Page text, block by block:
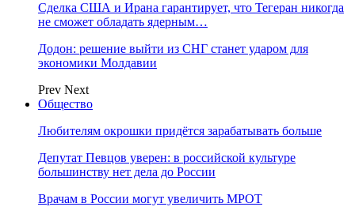
Сделка США и Ирана гарантирует, что Тегеран никогда
не сможет обладать ядерным…
Додон: решение выйти из СНГ станет ударом для
экономики Молдавии
Prev Next
Общество
Любителям окрошки придётся зарабатывать больше
Депутат Певцов уверен: в российской культуре
большинству нет дела до России
Врачам в России могут увеличить МРОТ